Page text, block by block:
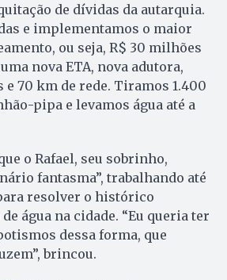
de dívidas da autarquia.
e implementamos o maior
ou seja, R$ 30 milhões
nova ETA, nova adutora,
70 km de rede. Tiramos 1.400
pipa e levamos água até a
o Rafael, seu sobrinho,
fantasma”, trabalhando até
resolver o histórico
água na cidade. “Eu queria ter
dessa forma, que
brincou.